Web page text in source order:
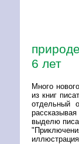
6 лет
Много
из книг
отдельный
выделю